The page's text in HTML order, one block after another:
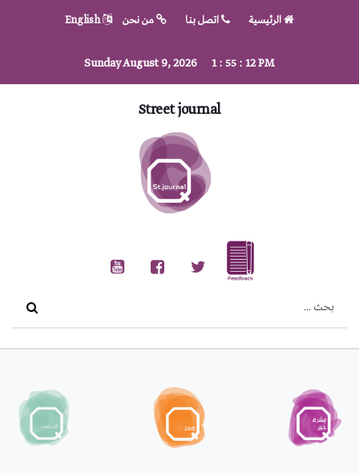
الرئيسية اتصل بنا من نحن English
Sunday August 9, 20261:55 :13PM
Street journal